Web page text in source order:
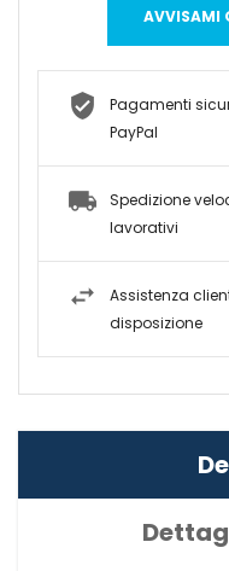
AVVISAMI
Pagamenti
PayPal
Spedizione
lavorativi
Assistenza
disposizione